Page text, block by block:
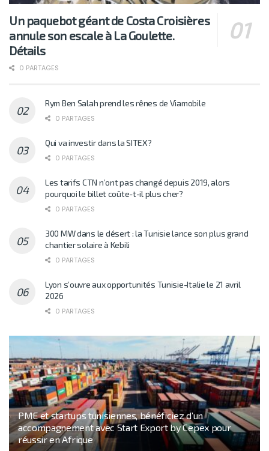
Un paquebot géant de Costa Croisières
annule son escale à La Goulette.
Détails
0 PARTAGES
Rym Ben Salah prend les rênes de Viamobile
0 PARTAGES
Qui va investir dans la SITEX?
0 PARTAGES
Les tarifs CTN n’ont pas changé depuis 2019, alors
pourquoi le billet coûte-t-il plus cher?
0 PARTAGES
300 MW dans le désert : la Tunisie lance son plus grand
chantier solaire à Kebili
0 PARTAGES
Lyon s’ouvre aux opportunités Tunisie-Italie le 21 avril
2026
0 PARTAGES
PME et startups tunisiennes, bénéficiez d’un
accompagnement avec Start Export by Cepex pour
réussir en Afrique